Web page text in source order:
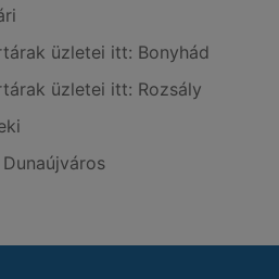
üzletei itt: Bonyhád
üzletei itt: Rozsály